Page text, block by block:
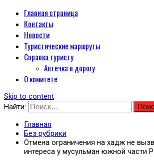
Главная страница
Контакты
Новости
Туристические маршруты
Справка туристу
Аптечка в дорогу
О комитете
Skip to content
Найти:
Главная
Без рубрики
Отмена ограничения на хадж не
интереса у мусульман южной части